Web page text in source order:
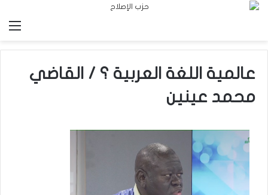
عالمية اللغة العربية ؟ / القاضي
محمد عينين